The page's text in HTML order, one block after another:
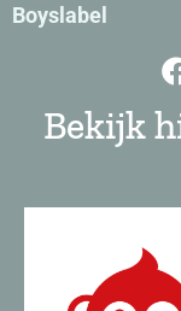
Boyslabel
Bekijk